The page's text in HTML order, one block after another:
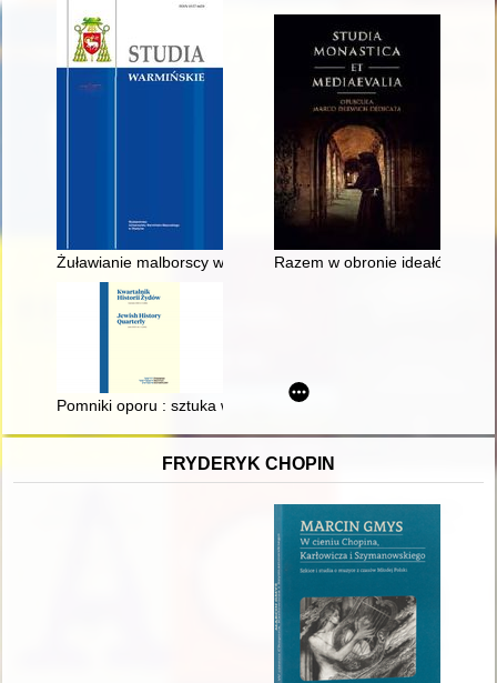
Żuławianie malborscy wobec parafialnego systemu
Razem w obronie ideałów
Pomniki oporu : sztuka wobec powstania w getcie
FRYDERYK CHOPIN